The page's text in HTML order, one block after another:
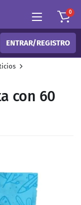
0
ENTRAR/REGISTRO
con 60